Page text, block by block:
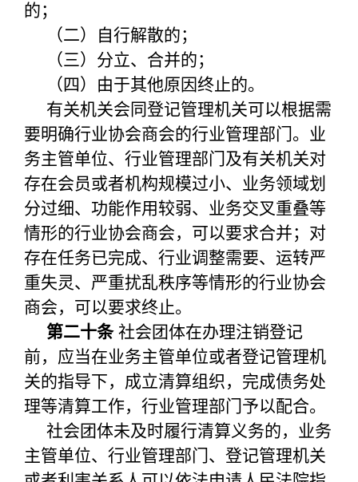
的；
（二）自行解散的；
（三）分立、合并的；
（四）由于其他原因终止的。
有关机关会同登记管理机关可以根据需
要明确行业协会商会的行业管理部门。业
务主管单位、行业管理部门及有关机关对
存在会员或者机构规模过小、业务领域划
分过细、功能作用较弱、业务交叉重叠等
情形的行业协会商会，可以要求合并；对
存在任务已完成、行业调整需要、运转严
重失灵、严重扰乱秩序等情形的行业协会
商会，可以要求终止。
第二十条社会团体在办理注销登记
前，应当在业务主管单位或者登记管理机
关的指导下，成立清算组织，完成债务处
理等清算工作，行业管理部门予以配合。
社会团体未及时履行清算义务的，业务
主管单位、行业管理部门、登记管理机关